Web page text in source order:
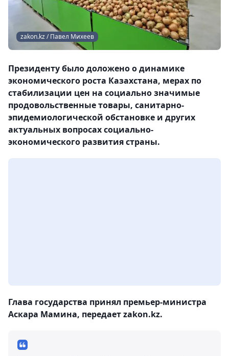
zakon.kz / Павел Михеев
Президенту было доложено о динамике
экономического роста Казахстана, мерах по
стабилизации цен на социально значимые
продовольственные товары, санитарно-
эпидемиологической обстановке и других
актуальных вопросах социально-
экономического развития страны.
Глава государства принял премьер-министра
Аскара Мамина, передает zakon.kz.